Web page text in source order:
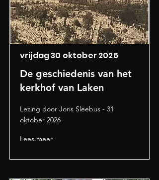
vrijdag 30 oktober 2026
De geschiedenis van het
kerkhof van Laken
Lezing door Joris Sleebus - 31
oktober 2026
Lees meer